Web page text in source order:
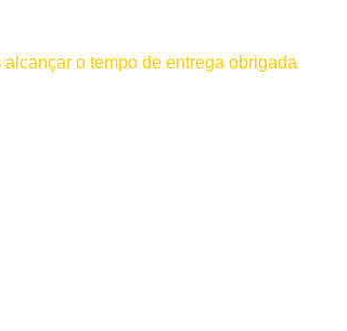
o tempo de entrega obrigada